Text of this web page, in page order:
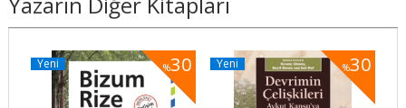
%30
Yeni %30
Yeni